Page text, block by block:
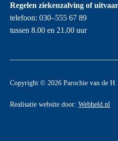
Regelen ziekenzalving of
telefoon: 030–555 67 89
tussen 8.00 en 21.00 uur
Copyright © 2026 Parochie van de H.
Realisatie website door: Webheld.nl